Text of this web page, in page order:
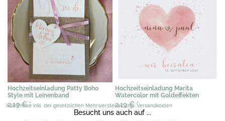
Hochzeitseinladung Patty Boho
Style mit Leinenband
2,19 €*
Hochzeitseinladung Marita
Watercolor mit Goldeffekten
2,19 € *
*Alle Preise inkl. der gesetzlichen Mehrwersteuer, zzgl. Versandkosten
Besucht uns auch auf ...